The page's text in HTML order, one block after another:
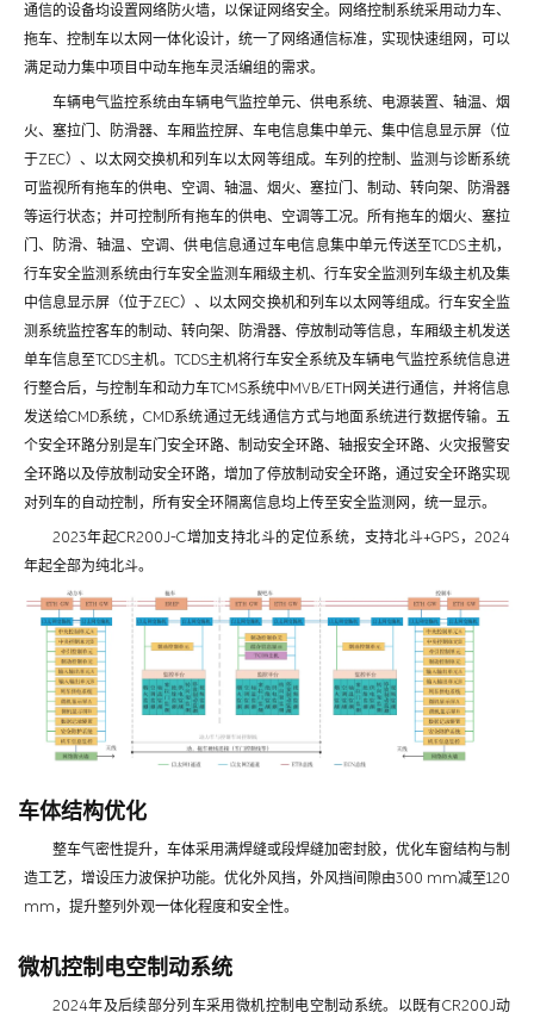
通信的设备均设置网络防火墙，以保证网络安全。网络控制系统采用动力车、
拖车、控制车以太网一体化设计，统一了网络通信标准，实现快速组网，可以
满足动力集中项目中动车拖车灵活编组的需求。
车辆电气监控系统由车辆电气监控单元、供电系统、电源装置、轴温、烟
火、塞拉门、防滑器、车厢监控屏、车电信息集中单元、集中信息显示屏（位
于ZEC）、以太网交换机和列车以太网等组成。车列的控制、监测与诊断系统
可监视所有拖车的供电、空调、轴温、烟火、塞拉门、制动、转向架、防滑器
等运行状态；并可控制所有拖车的供电、空调等工况。所有拖车的烟火、塞拉
门、防滑、轴温、空调、供电信息通过车电信息集中单元传送至TCDS主机，
行车安全监测系统由行车安全监测车厢级主机、行车安全监测列车级主机及集
中信息显示屏（位于ZEC）、以太网交换机和列车以太网等组成。行车安全监
测系统监控客车的制动、转向架、防滑器、停放制动等信息，车厢级主机发送
单车信息至TCDS主机。TCDS主机将行车安全系统及车辆电气监控系统信息进
行整合后，与控制车和动力车TCMS系统中MVB/ETH网关进行通信，并将信息
发送给CMD系统，CMD系统通过无线通信方式与地面系统进行数据传输。五
个安全环路分别是车门安全环路、制动安全环路、轴报安全环路、火灾报警安
全环路以及停放制动安全环路，增加了停放制动安全环路，通过安全环路实现
对列车的自动控制，所有安全环隔离信息均上传至安全监测网，统一显示。
2023年起CR200J-C增加支持北斗的定位系统，支持北斗+GPS，2024
年起全部为纯北斗。
车体结构优化
整车气密性提升，车体采用满焊缝或段焊缝加密封胶，优化车窗结构与制
造工艺，增设压力波保护功能。优化外风挡，外风挡间隙由300 mm减至120
mm，提升整列外观一体化程度和安全性。
微机控制电空制动系统
2024年及后续部分列车采用微机控制电空制动系统。以既有CR200J动